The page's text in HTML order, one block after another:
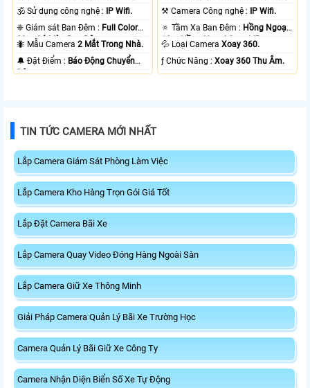
🕉️ Sử dụng công nghệ : IP Wifi.
❈ Giám sát Ban Đêm : Full Color
20m Có Màu Ban Ðêm.
🐜 Mẫu Camera2 Mắt Trong Nhà.
️🔔 Đặt Điểm : Báo Động Chuyển
Động.
⚒ Camera Công nghệ : IP Wifi.
🔅 Tầm Xa Ban Đêm : Hồng Ngoại
10m Hồng Ngoại Smart IR.
💦 Loại CameraXoay 360.
️ƒ Chức Năng :Xoay 360 Thu Âm.
TIN TỨC CAMERA MỚI NHẤT
Lắp Camera Giám Sát Phòng Làm Việc
Lắp Camera Kho Hàng Trọn Gói Giá Tốt
Lắp Đặt Camera Bãi Xe
Lắp Camera Quay Video Đóng Hàng Ngoài Sàn
Lắp Camera Giữ Xe Thông Minh
Giải Pháp Camera Quản Lý Bãi Xe Trường Học
Camera Quản Lý Bãi Giữ Xe Công Ty
Camera Nhận Diện Biển Số Xe Tự Động